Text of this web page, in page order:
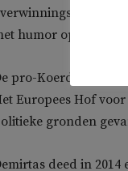
humor op: ‘Jullie
pro-Koerdische
Europees Hof
gronden
deed in 2014